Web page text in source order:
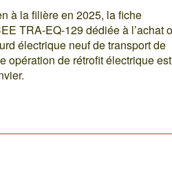
à la filière en 2025, la fiche
TRA-EQ-129 dédiée à l’achat
électrique neuf de transport de
opération de rétrofit électrique est